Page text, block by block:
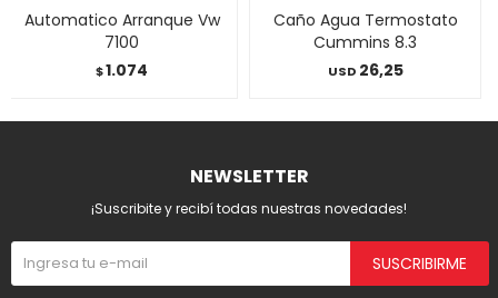
Automatico Arranque Vw
7100
$1.074
Caño Agua Termostato
Cummins 8.3
USD 26,25
NEWSLETTER
¡Suscribite y recibí todas nuestras novedades!
SUSCRIBIRME